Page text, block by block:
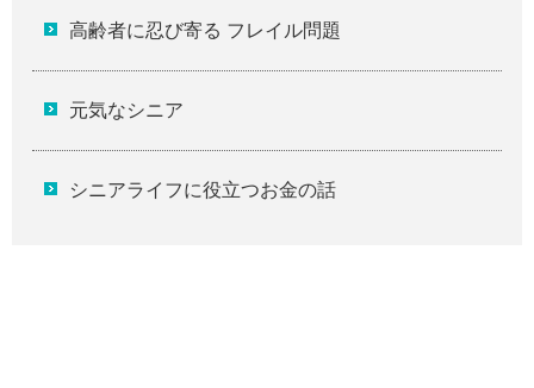
高齢者に忍び寄る フレイル問題
元気なシニア
シニアライフに役立つお金の話